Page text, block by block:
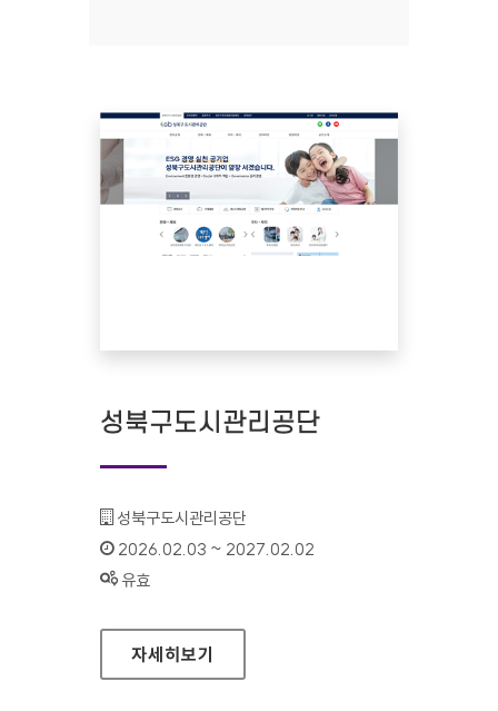
성북구도시관리공단
기관명 :
성북구도시관리공단
인증기간 :
2026.02.03 ~ 2027.02.02
상태 :
유효
성북구도시관리공단
자세히보기